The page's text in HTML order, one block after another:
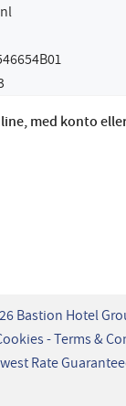
med konto
Bastion Hotel
Terms &
Rate